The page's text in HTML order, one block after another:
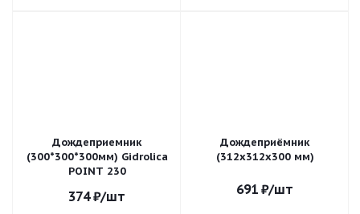
Дождеприемник
(300*300*300мм) Gidrolica
POINT 230
374₽/шт
Дождеприёмник
(312х312х300 мм)
691 ₽/шт